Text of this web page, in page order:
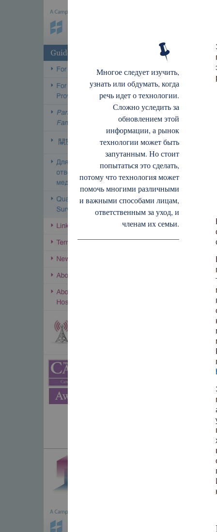
Многое следует изучить,
узнать или обдумать, когда
речь идет о технологии.
Сложно уследить за
обновлением этой
информации, а рынок
технологии может быть
запутанным. Но стоит
попытаться это сделать,
потому что технология может
помочь многими различными
и важными способами лицам,
ответственным за уход, и
членам их семьи.